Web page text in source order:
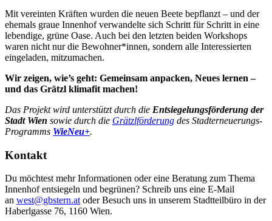
Mit vereinten Kräften wurden die neuen Beete bepflanzt – und der
ehemals graue Innenhof verwandelte sich Schritt für Schritt in eine
lebendige, grüne Oase. Auch bei den letzten beiden Workshops
waren nicht nur die Bewohner*innen, sondern alle Interessierten
eingeladen, mitzumachen.
Wir zeigen, wie’s geht: Gemeinsam anpacken, Neues lernen –
und das Grätzl klimafit machen!
Das Projekt wird unterstützt durch die Entsiegelungsförderung der
Stadt Wien sowie durch die Grätzlförderung des Stadterneuerungs-
Programms WieNeu+.
Kontakt
Du möchtest mehr Informationen oder eine Beratung zum Thema
Innenhof entsiegeln und begrünen? Schreib uns eine E-Mail
an west@gbstern.atoder Besuch uns in unserem Stadtteilbüro in der
Haberlgasse 76, 1160 Wien.